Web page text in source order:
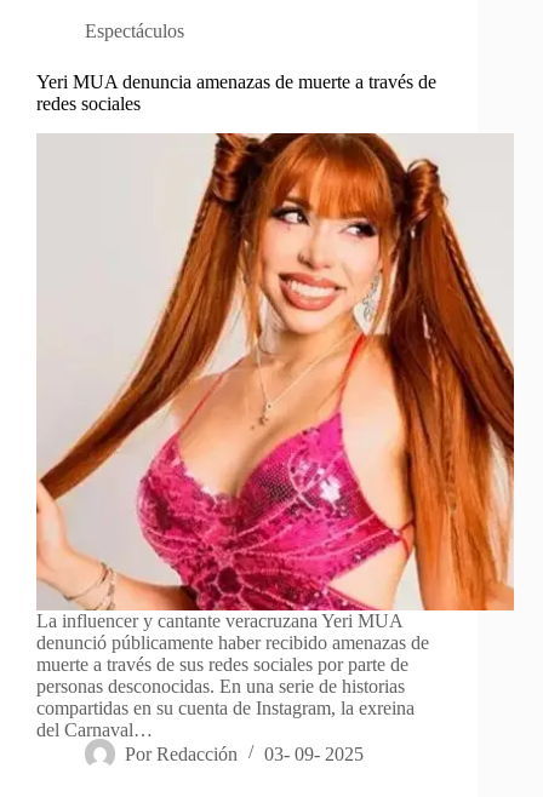
Espectáculos
Yeri MUA denuncia amenazas de muerte a través de
redes sociales
La influencer y cantante veracruzana Yeri MUA
denunció públicamente haber recibido amenazas de
muerte a través de sus redes sociales por parte de
personas desconocidas. En una serie de historias
compartidas en su cuenta de Instagram, la exreina
del Carnaval…
Por Redacción 03- 09- 2025